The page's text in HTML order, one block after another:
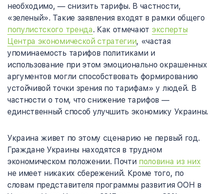
необходимо, — снизить тарифы. В частности,
«зеленый». Такие заявления входят в рамки общего
популистского тренда. Как отмечают эксперты
Центра экономической стратегии, «частая
упоминаемость тарифов политиками и
использование при этом эмоционально окрашенных
аргументов могли способствовать формированию
устойчивой точки зрения по тарифам» у людей. В
частности о том, что снижение тарифов —
единственный способ улучшить экономику Украины.
Украина живет по этому сценарию не первый год.
Граждане Украины находятся в трудном
экономическом положении. Почти половина из них
не имеет никаких сбережений. Кроме того, по
словам представителя программы развития ООН в